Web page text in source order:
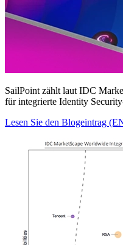
SailPoint zählt laut IDC
für integrierte Identity
Lesen Sie den Blogeintrag